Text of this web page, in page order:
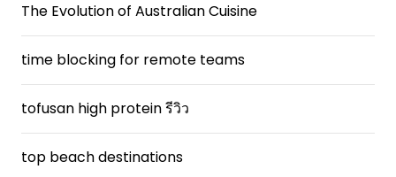
The Evolution of Australian Cuisine
time blocking for remote teams
tofusan high protein รีวิว
top beach destinations